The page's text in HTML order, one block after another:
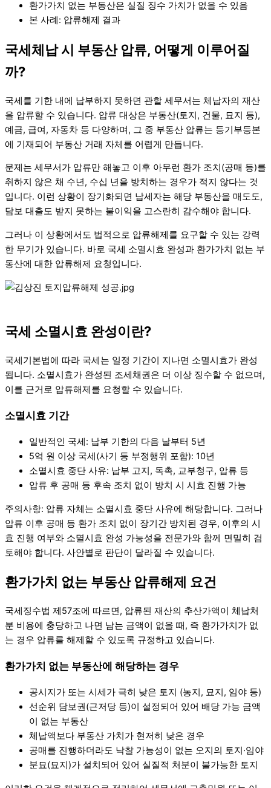
환가가치 없는 부동산은 실질 징수 가치가 없을 수 있음
본 사례: 압류해제 결과
국세체납 시 부동산 압류, 어떻게 이루어질
까?
국세를 기한 내에 납부하지 못하면 관할 세무서는 체납자의 재산
을 압류할 수 있습니다. 압류 대상은 부동산(토지, 건물, 묘지 등),
예금, 급여, 자동차 등 다양하며, 그 중 부동산 압류는 등기부등본
에 기재되어 부동산 거래 자체를 어렵게 만듭니다.
문제는 세무서가 압류만 해놓고 이후 아무런 환가 조치(공매 등)를
취하지 않은 채 수년, 수십 년을 방치하는 경우가 적지 않다는 것
입니다. 이런 상황이 장기화되면 납세자는 해당 부동산을 매도도,
담보 대출도 받지 못하는 불이익을 고스란히 감수해야 합니다.
그러나 이 상황에서도 법적으로 압류해제를 요구할 수 있는 강력
한 무기가 있습니다. 바로 국세 소멸시효 완성과 환가가치 없는 부
동산에 대한 압류해제 요청입니다.
국세 소멸시효 완성이란?
국세기본법에 따라 국세는 일정 기간이 지나면 소멸시효가 완성
됩니다. 소멸시효가 완성된 조세채권은 더 이상 징수할 수 없으며,
이를 근거로 압류해제를 요청할 수 있습니다.
소멸시효 기간
일반적인 국세: 납부 기한의 다음 날부터 5년
5억 원 이상 국세(사기 등 부정행위 포함): 10년
소멸시효 중단 사유: 납부 고지, 독촉, 교부청구, 압류 등
압류 후 공매 등 후속 조치 없이 방치 시 시효 진행 가능
주의사항: 압류 자체는 소멸시효 중단 사유에 해당합니다. 그러나
압류 이후 공매 등 환가 조치 없이 장기간 방치된 경우, 이후의 시
효 진행 여부와 소멸시효 완성 가능성을 전문가와 함께 면밀히 검
토해야 합니다. 사안별로 판단이 달라질 수 있습니다.
환가가치 없는 부동산 압류해제 요건
국세징수법 제57조에 따르면, 압류된 재산의 추산가액이 체납처
분 비용에 충당하고 나면 남는 금액이 없을 때, 즉 환가가치가 없
는 경우 압류를 해제할 수 있도록 규정하고 있습니다.
환가가치 없는 부동산에 해당하는 경우
공시지가 또는 시세가 극히 낮은 토지 (농지, 묘지, 임야 등)
선순위 담보권(근저당 등)이 설정되어 있어 배당 가능 금액
이 없는 부동산
체납액보다 부동산 가치가 현저히 낮은 경우
공매를 진행하더라도 낙찰 가능성이 없는 오지의 토지·임야
분묘(묘지)가 설치되어 있어 실질적 처분이 불가능한 토지